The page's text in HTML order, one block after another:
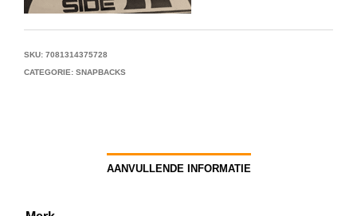
SKU: 7081314375728
CATEGORIE: SNAPBACKS
AANVULLENDE INFORMATIE